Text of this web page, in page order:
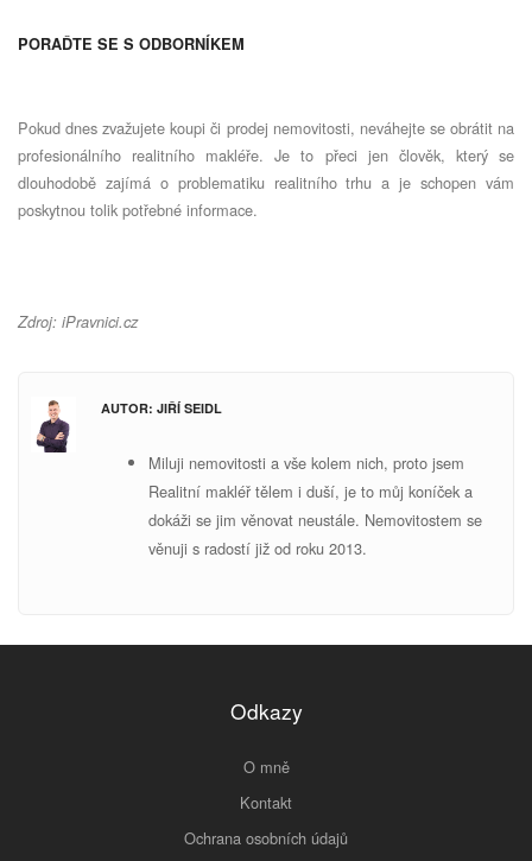
PORAĎTE SE S ODBORNÍKEM
Pokud dnes zvažujete koupi či prodej nemovitosti, neváhejte se obrátit na
profesionálního realitního makléře. Je to přeci jen člověk, který se
dlouhodobě zajímá o problematiku realitního trhu a je schopen vám
poskytnou tolik potřebné informace.
Zdroj: iPravnici.cz
AUTOR: JIŘÍ SEIDL
Miluji nemovitosti a vše kolem nich, proto jsem
Realitní makléř tělem i duší, je to můj koníček a
dokáži se jim věnovat neustále. Nemovitostem se
věnuji s radostí již od roku 2013.
Odkazy
O mně
Kontakt
Ochrana osobních údajů